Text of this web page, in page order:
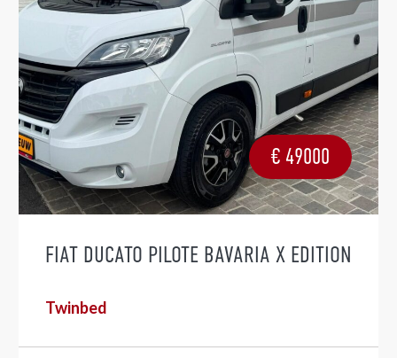
€ 49000
FIAT DUCATO PILOTE BAVARIA X EDITION
Twinbed